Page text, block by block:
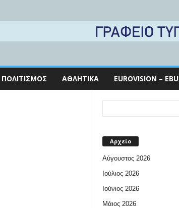
ΠΟΛΙΤΙΣΜΌΣ ΑΘΛΗΤΙΚΆ EUROVISION – EBU
Αρχείο
Αύγουστος 2026
Ιούλιος 2026
Ιούνιος 2026
Μάιος 2026